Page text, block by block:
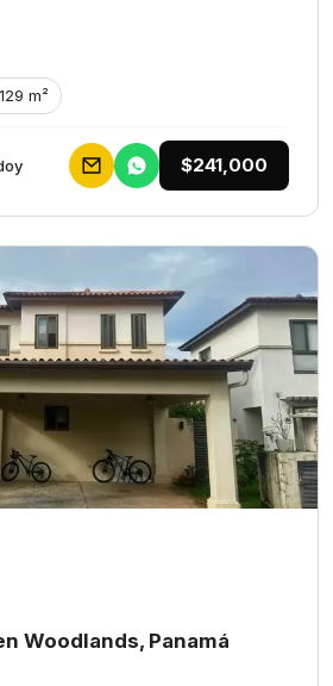
129 m²
$241,000
Woodlands, Panamá